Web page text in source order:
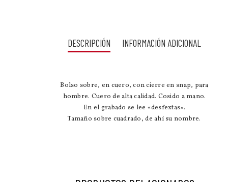
DESCRIPCIÓN INFORMACIÓN ADICIONAL
Bolso sobre, en cuero, con cierre en snap, para
hombre. Cuero de alta calidad. Cosido a mano.
En el grabado se lee «desfextas».
Tamaño sobre cuadrado, de ahí su nombre.